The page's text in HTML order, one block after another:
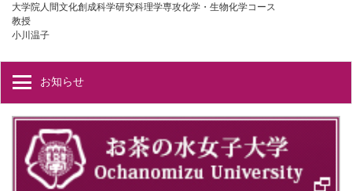
大学院人間文化創成科学研究科理学専攻化学・生物化学コース
教授
小川温子
お知らせ